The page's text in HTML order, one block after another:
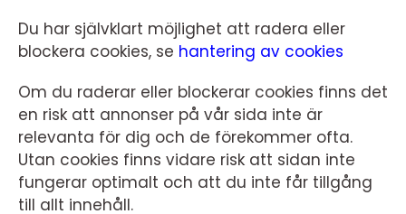
Du har självklart möjlighet att radera eller
blockera cookies, se hantering av cookies
Om du raderar eller blockerar cookies finns det
en risk att annonser på vår sida inte är
relevanta för dig och de förekommer ofta.
Utan cookies finns vidare risk att sidan inte
fungerar optimalt och att du inte får tillgång
till allt innehåll.